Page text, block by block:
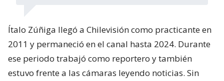
Ítalo Zúñiga llegó a Chilevisión como practicante en
2011 y permaneció en el canal hasta 2024. Durante
ese periodo trabajó como reportero y también
estuvo frente a las cámaras leyendo noticias. Sin